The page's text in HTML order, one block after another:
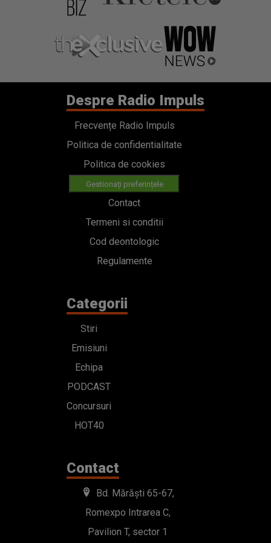
Despre Radio Impuls
Frecvențe Radio Impuls
Politica de confidentialitate
Politica de cookies
Gestionați preferințele
Contact
Termeni si conditii
Cod deontologic
Regulamente
Categorii
Stiri
Emisiuni
Echipa
PODCAST
Concursuri
HOT40
Contact
Bd. Mărăști 65-67,
Romexpo Intrarea C,
Pavilion T, sector 1